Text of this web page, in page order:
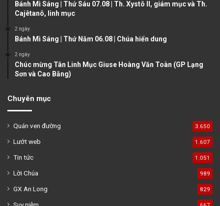
Bánh Mì Sáng | Thứ Sáu 07.08 | Th. Xystô II, giám mục và Th.
Cajêtanô, linh mục
2 ngày
Bánh Mì Sáng | Thứ Năm 06.08 | Chúa hiển dung
2 ngày
Chúc mừng Tân Linh Mục Giuse Hoàng Văn Toàn (GP Lạng
Sơn và Cao Bằng)
Chuyên mục
Quán ven đường 3.650
Lướt web 1.607
Tin tức 1.051
Lời Chúa 989
GX An Long 829